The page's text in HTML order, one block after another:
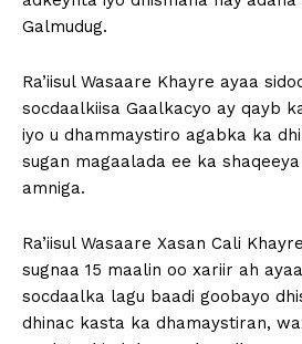
Galmudug.
Ra’iisul Wasaare Khayre ayaa
socdaalkiisa Gaalkacyo ay qayb
iyo u dhammaystiro agabka ka
sugan magaalada ee ka
amniga.
Ra’iisul Wasaare Xasan Cali
sugnaa 15 maalin oo xariir ah
socdaalka lagu baadi goobayo
dhinac kasta ka dhamaystiran,